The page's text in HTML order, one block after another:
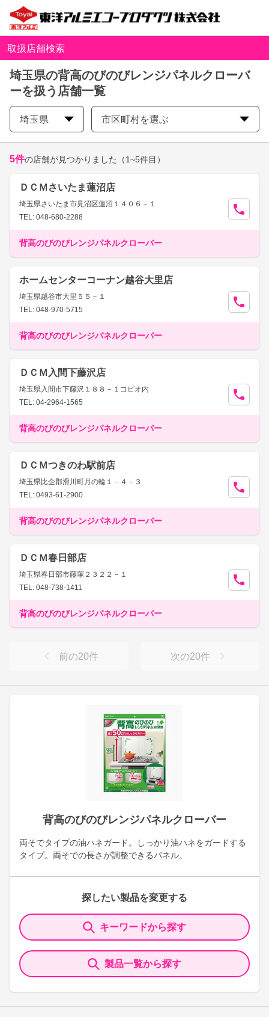
取扱店舗検索
埼玉県の背高のびのびレンジパネルクローバ
ーを扱う店舗一覧
埼玉県 市区町村を選ぶ
背高のびのびレンジパネルクローバー
両そでタイプの油ハネガード。しっかり油ハネをガードする
タイプ。両そでの長さが調整できるパネル。
探したい製品を変更する
キーワードから探す
製品一覧から探す
5件の店舗が見つかりました （1~5件目）
ＤＣＭさいたま蓮沼店
埼玉県さいたま市見沼区蓮沼１４０６－１
TEL: 048-680-2288
背高のびのびレンジパネルクローバー
ホームセンターコーナン越谷大里店
埼玉県越谷市大里５５－１
TEL: 048-970-5715
背高のびのびレンジパネルクローバー
ＤＣＭ入間下藤沢店
埼玉県入間市下藤沢１８８－１コピオ内
TEL: 04-2964-1565
背高のびのびレンジパネルクローバー
ＤＣＭつきのわ駅前店
埼玉県比企郡滑川町月の輪１－４－３
TEL: 0493-61-2900
背高のびのびレンジパネルクローバー
ＤＣＭ春日部店
埼玉県春日部市藤塚２３２２－１
TEL: 048-738-1411
背高のびのびレンジパネルクローバー
前の20件 次の20件